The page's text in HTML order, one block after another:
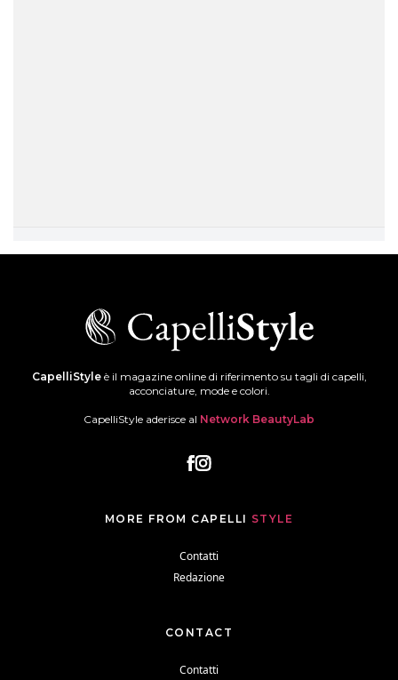
CapelliStyleè il magazine online di riferimento su tagli di capelli,
acconciature, mode e colori.
CapelliStyle aderisce al Network BeautyLab
MORE FROM CAPELLI STYLE
Contatti
Redazione
CONTACT
Contatti